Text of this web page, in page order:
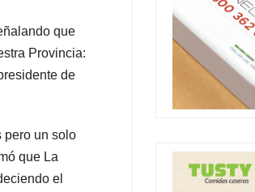
que
Provincia:
de
pero un solo
que La
el